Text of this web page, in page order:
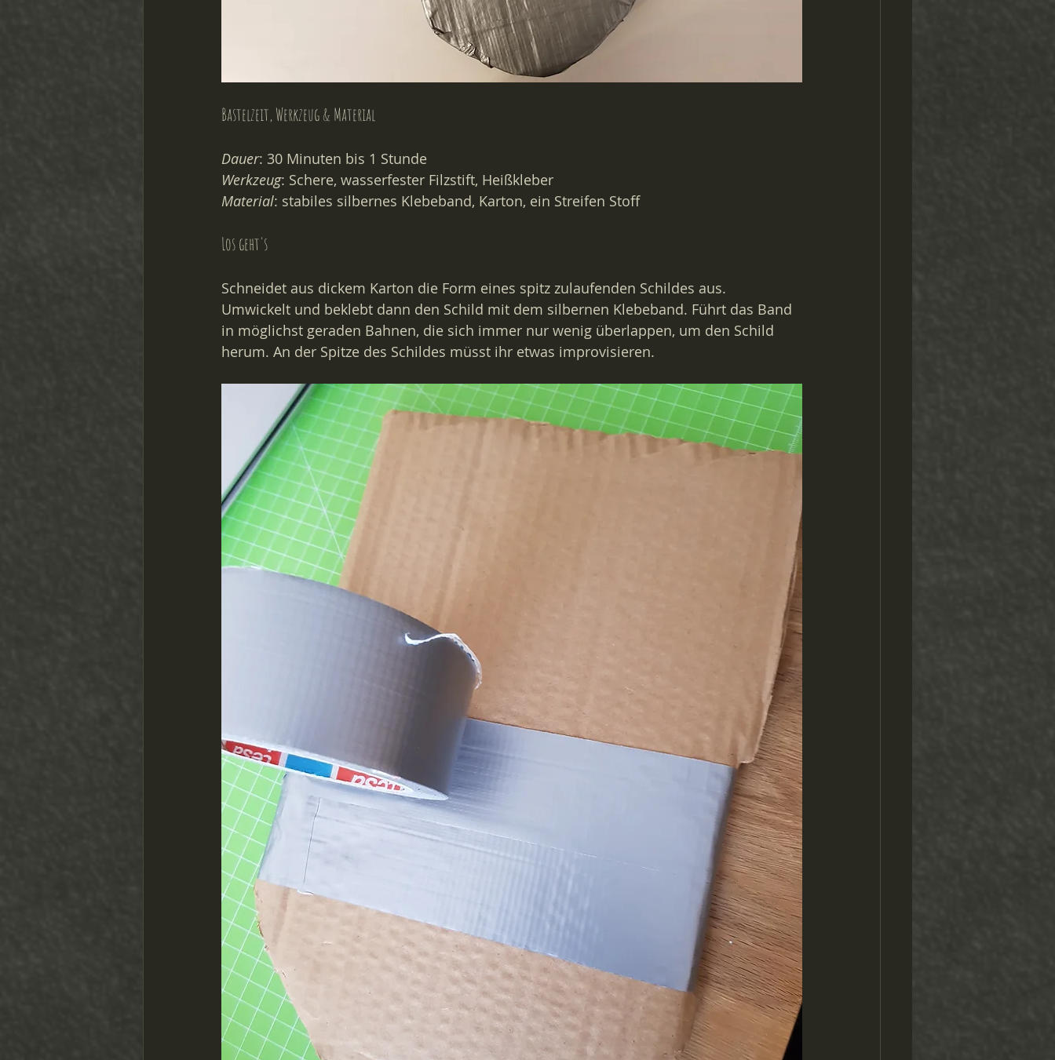
Bastelzeit, Werkzeug & Material
Dauer: 30 Minuten bis 1 Stunde
Werkzeug: Schere, wasserfester Filzstift, Heißkleber
Material: stabiles silbernes Klebeband, Karton, ein Streifen Stoff
Los geht's
Schneidet aus dickem Karton die Form eines spitz zulaufenden Schildes aus.
Umwickelt und beklebt dann den Schild mit dem silbernen Klebeband. Führt das Band
in möglichst geraden Bahnen, die sich immer nur wenig überlappen, um den Schild
herum. An der Spitze des Schildes müsst ihr etwas improvisieren.